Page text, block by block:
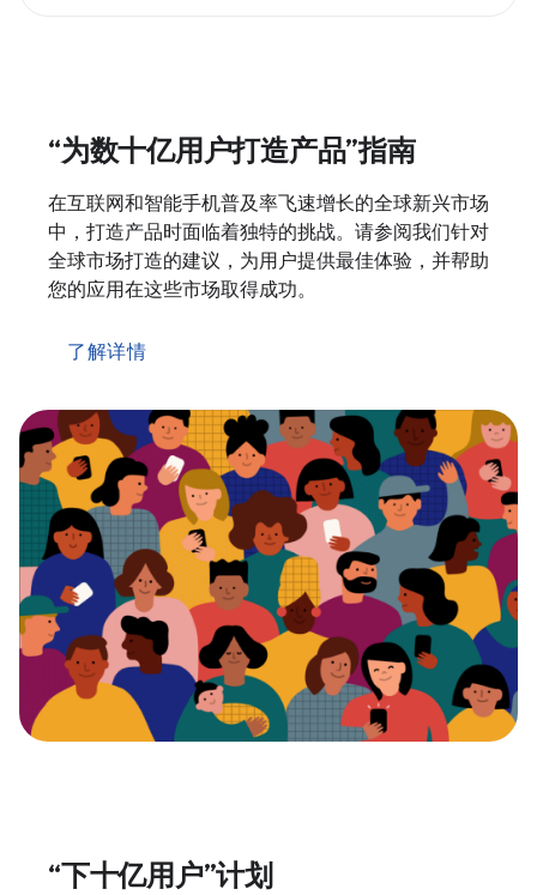
“为数十亿用户打造产品”指南
在互联网和智能手机普及率飞速增长的全球新兴市场
中，打造产品时面临着独特的挑战。请参阅我们针对
全球市场打造的建议，为用户提供最佳体验，并帮助
您的应用在这些市场取得成功。
了解详情
“下十亿用户”计划